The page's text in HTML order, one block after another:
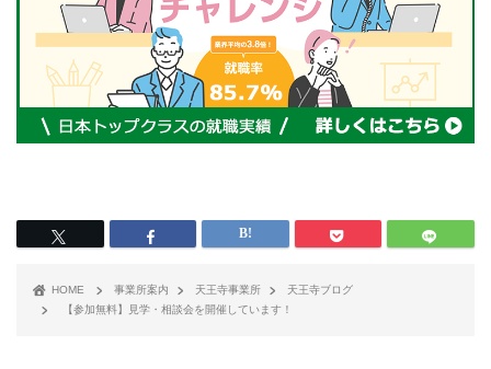
HOME 事業所案内 天王寺事業所
天王寺ブログ
【参加無料】見学・相談会を開催しています！